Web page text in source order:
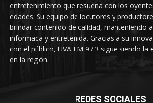
entretenimiento que resuena con los
edades. Su equipo de locutores y
brindar contenido de calidad, manteniendo
informada y entretenida. Gracias a su
con el público, UVA FM 97.3 sigue siendo la
en la región.
REDES SOCIALES